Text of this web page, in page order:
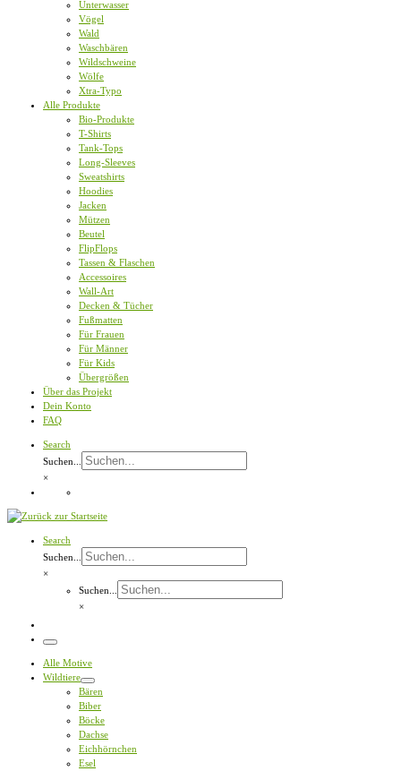
Unterwasser
Vögel
Wald
Waschbären
Wildschweine
Wölfe
Xtra-Typo
Alle Produkte
Bio-Produkte
T-Shirts
Tank-Tops
Long-Sleeves
Sweatshirts
Hoodies
Jacken
Mützen
Beutel
FlipFlops
Tassen & Flaschen
Accessoires
Wall-Art
Decken & Tücher
Fußmatten
Für Frauen
Für Männer
Für Kids
Übergrößen
Über das Projekt
Dein Konto
FAQ
Search
Suchen...
×
Search
Suchen...
×
Suchen...
×
Menü
Alle Motive
Wildtiere
Bären
Biber
Böcke
Dachse
Eichhörnchen
Esel